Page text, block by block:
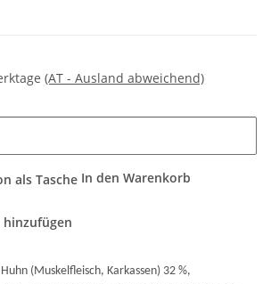
(AT - Ausland abweichend)
In den Warenkorb
(Muskelfleisch, Karkassen) 32 %,